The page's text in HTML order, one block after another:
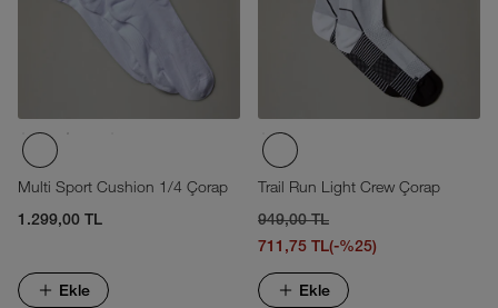
Multi Sport Cushion 1/4 Çorap
1.299,00 TL
Ekle
Trail Run Light Crew Çorap
949,00 TL
711,75 TL(-%25)
Ekle